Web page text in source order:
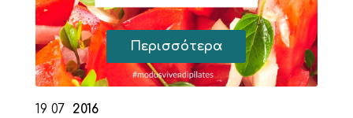
Περισσότερα
19 07 2016